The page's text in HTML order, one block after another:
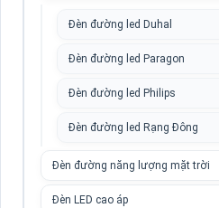
Đèn đường led Duhal
Đèn đường led Paragon
Đèn đường led Philips
Đèn đường led Rạng Đông
Đèn đường năng lượng mặt trời
Đèn LED cao áp